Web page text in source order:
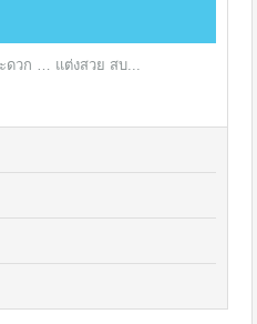
ดวก … แต่งสวย สบ...